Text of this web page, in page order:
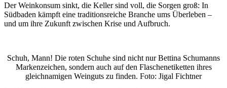
Der Weinkonsum sinkt, die Keller sind voll, die Sorgen groß: In
Südbaden kämpft eine traditionsreiche Branche ums Überleben –
und um ihre Zukunft zwischen Krise und Aufbruch.
Schuh, Mann! Die roten Schuhe sind nicht nur Bettina Schumanns
Markenzeichen, sondern auch auf den Flaschenetiketten ihres
gleichnamigen Weinguts zu finden. Foto: Jigal Fichtner